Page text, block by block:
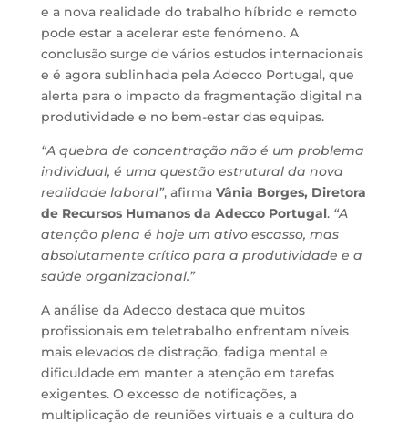
e a nova realidade do trabalho híbrido e remoto
pode estar a acelerar este fenómeno. A
conclusão surge de vários estudos internacionais
e é agora sublinhada pela Adecco Portugal, que
alerta para o impacto da fragmentação digital na
produtividade e no bem-estar das equipas.
“A quebra de concentração não é um problema
individual, é uma questão estrutural da nova
realidade laboral”, afirma Vânia Borges, Diretora
de Recursos Humanos da Adecco Portugal. “A
atenção plena é hoje um ativo escasso, mas
absolutamente crítico para a produtividade e a
saúde organizacional.”
A análise da Adecco destaca que muitos
profissionais em teletrabalho enfrentam níveis
mais elevados de distração, fadiga mental e
dificuldade em manter a atenção em tarefas
exigentes. O excesso de notificações, a
multiplicação de reuniões virtuais e a cultura do